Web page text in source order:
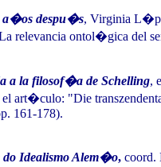
a�os despu�s, Virginia
relevancia ontol�gica del
a la filosof�a de Schelling,
art�culo: "Die
161-178).
Idealismo Alem�o, coord.